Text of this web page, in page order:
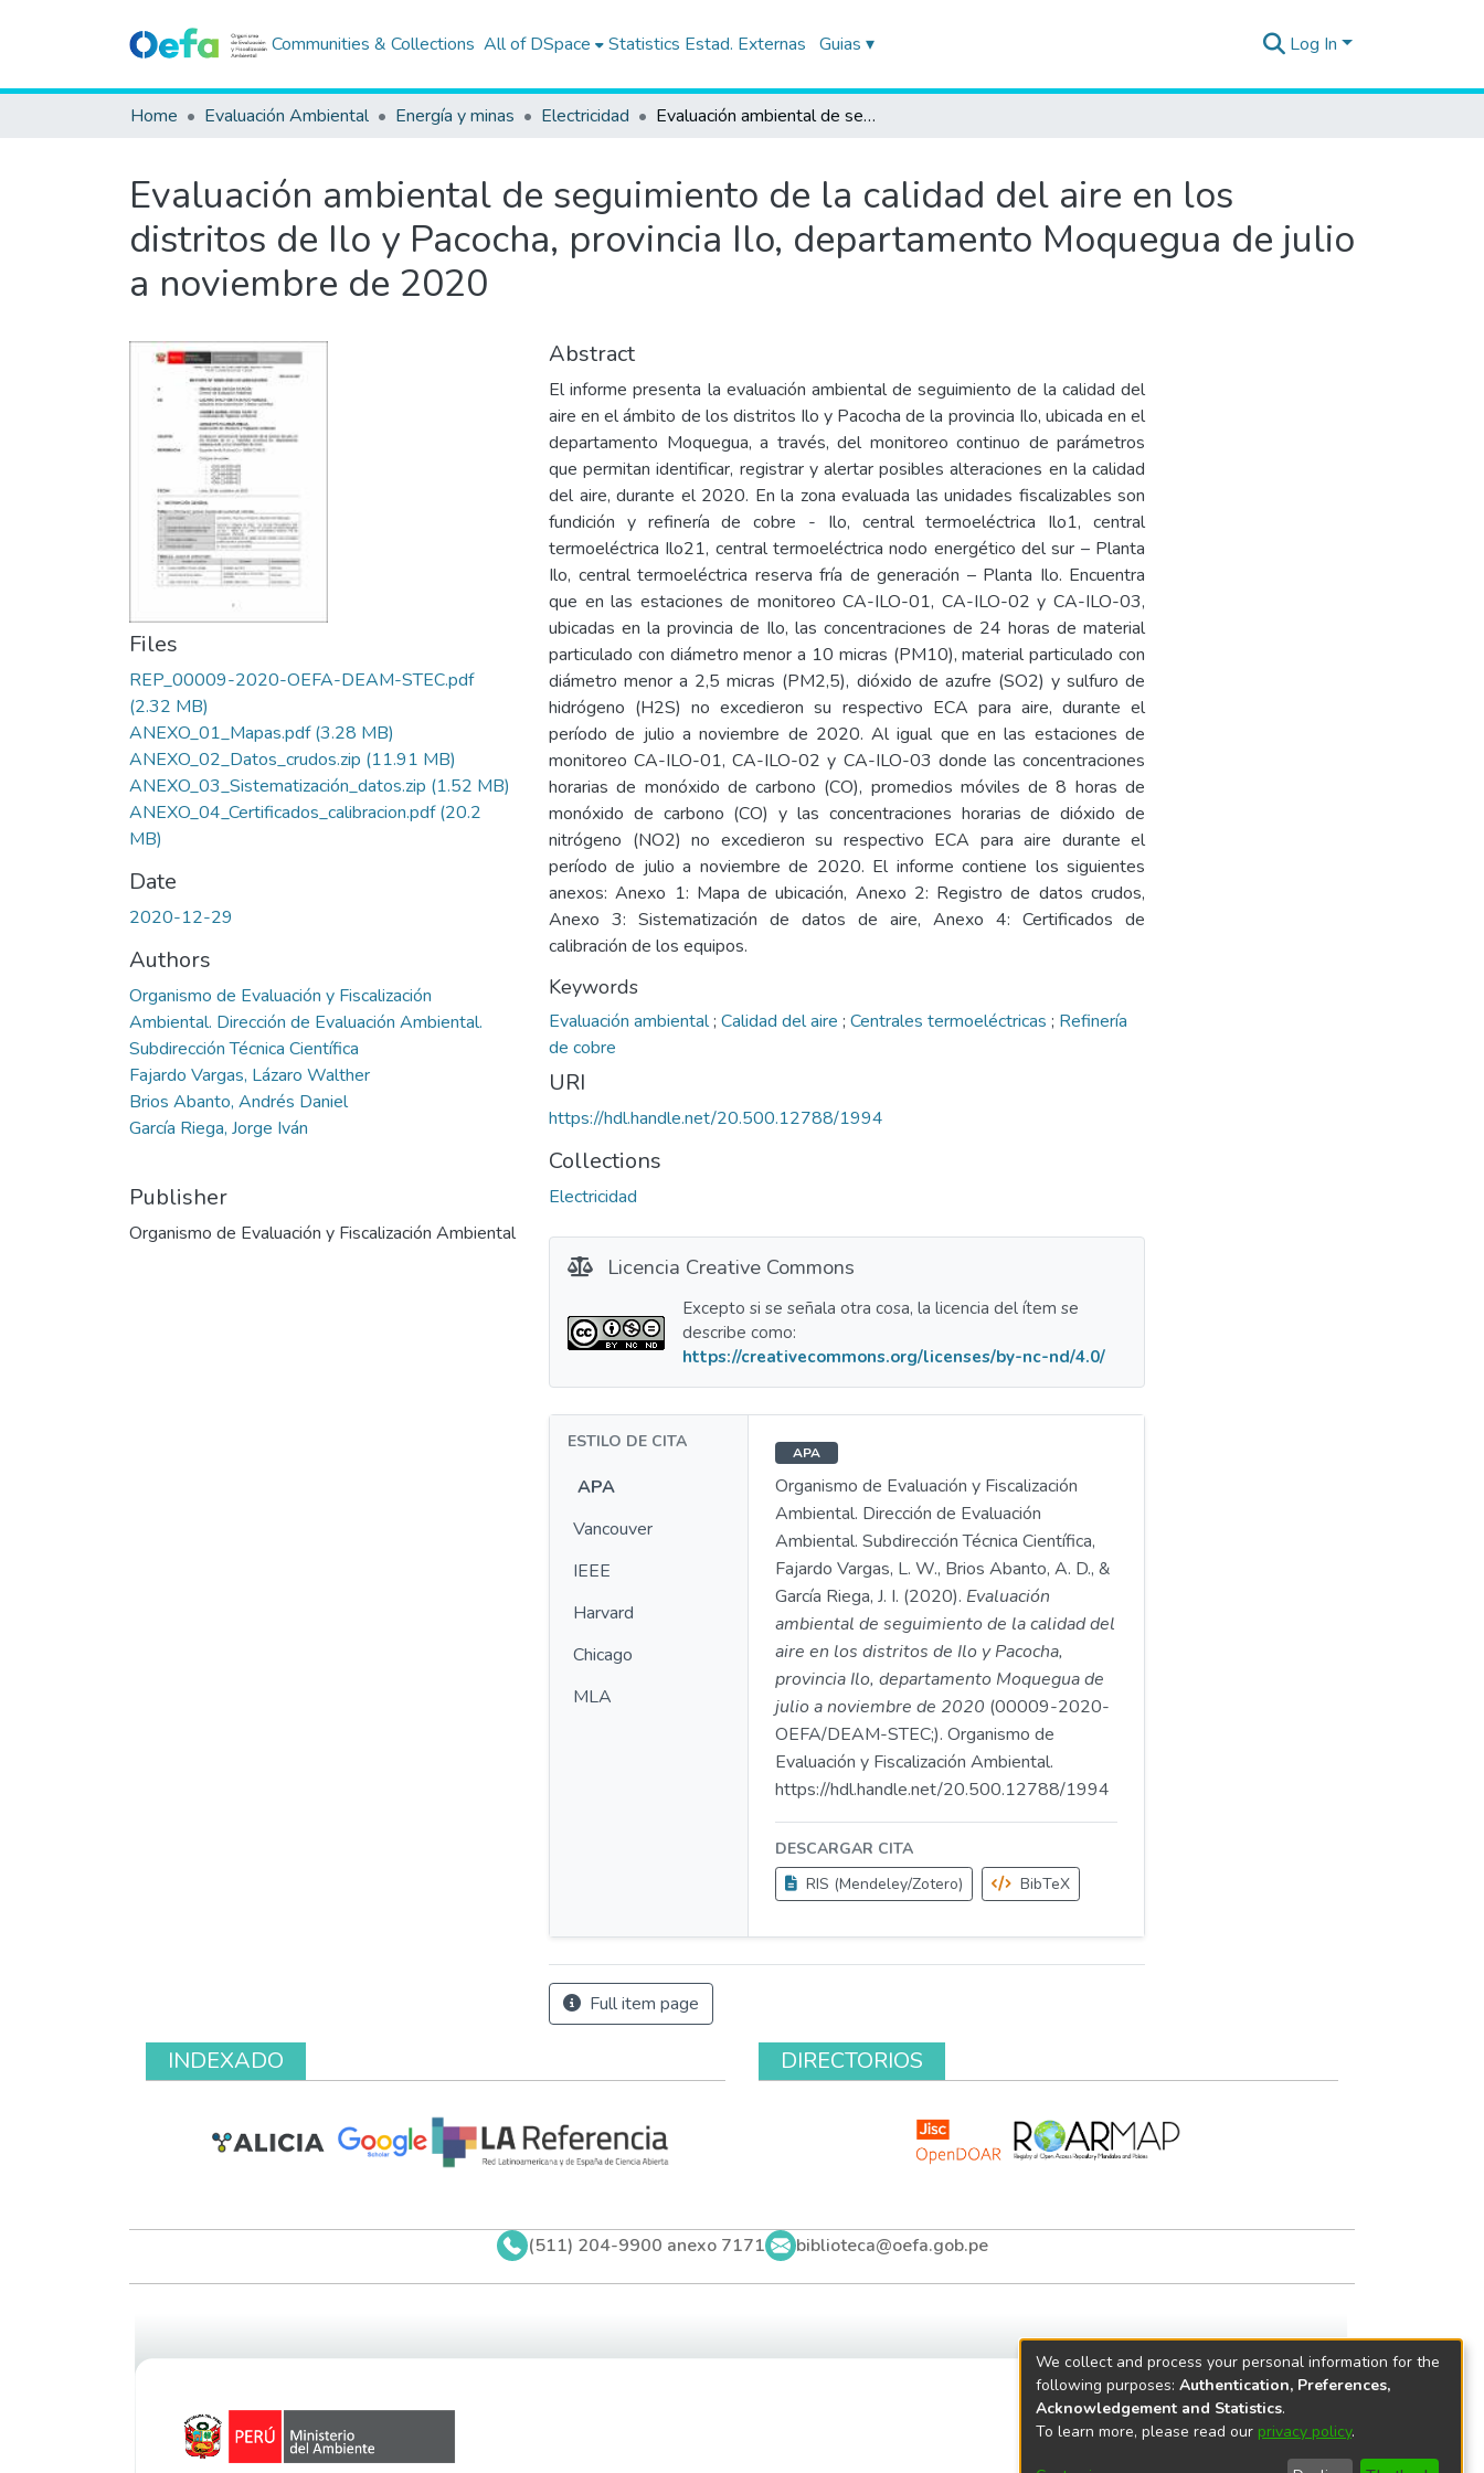
Communities & Collections All of DSpace Statistics Estad. Externas Guias ▾ Log In
Home Evaluación Ambiental Energía y minas Electricidad Evaluación ambiental de seguimiento de la calidad del aire en los distritos de Ilo y Pacocha, provincia Ilo, departamento Moquegua de julio a noviembre de 2020
Evaluación ambiental de seguimiento de la calidad del aire en los
distritos de Ilo y Pacocha, provincia Ilo, departamento Moquegua de julio
a noviembre de 2020
Files
REP_00009-2020-OEFA-DEAM-STEC.pdf
(2.32 MB)
ANEXO_01_Mapas.pdf(3.28 MB)
ANEXO_02_Datos_crudos.zip (11.91 MB)
ANEXO_03_Sistematización_datos.zip (1.52 MB)
ANEXO_04_Certificados_calibracion.pdf(20.2
MB)
Date
2020-12-29
Authors
Organismo de Evaluación y Fiscalización
Ambiental. Dirección de Evaluación Ambiental.
Subdirección Técnica Científica
Fajardo Vargas, Lázaro Walther
Brios Abanto, Andrés Daniel
García Riega, Jorge Iván
Publisher
Organismo de Evaluación y Fiscalización Ambiental
Abstract
El informe presenta la evaluación ambiental de seguimiento de la calidad del
aire en el ámbito de los distritos Ilo y Pacocha de la provincia Ilo, ubicada en el
departamento Moquegua, a través, del monitoreo continuo de parámetros
que permitan identificar, registrar y alertar posibles alteraciones en la calidad
del aire, durante el 2020. En la zona evaluada las unidades fiscalizables son
fundición y refinería de cobre - Ilo, central termoeléctrica Ilo1, central
termoeléctrica Ilo21, central termoeléctrica nodo energético del sur – Planta
Ilo, central termoeléctrica reserva fría de generación – Planta Ilo. Encuentra
que en las estaciones de monitoreo CA-ILO-01, CA-ILO-02 y CA-ILO-03,
ubicadas en la provincia de Ilo, las concentraciones de 24 horas de material
particulado con diámetro menor a 10 micras (PM10), material particulado con
diámetro menor a 2,5 micras (PM2,5), dióxido de azufre (SO2) y sulfuro de
hidrógeno (H2S) no excedieron su respectivo ECA para aire, durante el
período de julio a noviembre de 2020. Al igual que en las estaciones de
monitoreo CA-ILO-01, CA-ILO-02 y CA-ILO-03 donde las concentraciones
horarias de monóxido de carbono (CO), promedios móviles de 8 horas de
monóxido de carbono (CO) y las concentraciones horarias de dióxido de
nitrógeno (NO2) no excedieron su respectivo ECA para aire durante el
período de julio a noviembre de 2020. El informe contiene los siguientes
anexos: Anexo 1: Mapa de ubicación, Anexo 2: Registro de datos crudos,
Anexo 3: Sistematización de datos de aire, Anexo 4: Certificados de
calibración de los equipos.
Keywords
Evaluación ambiental; Calidad del aire ; Centrales termoeléctricas ; Refinería
de cobre
URI
https://hdl.handle.net/20.500.12788/1994
Collections
Electricidad
Licencia Creative Commons
Excepto si se señala otra cosa, la licencia del ítem se
describe como:
https://creativecommons.org/licenses/by-nc-nd/4.0/
ESTILO DE CITA
APA
Vancouver
IEEE
Harvard
Chicago
MLA
APA
Organismo de Evaluación y Fiscalización
Ambiental. Dirección de Evaluación
Ambiental. Subdirección Técnica Científica,
Fajardo Vargas, L. W., Brios Abanto, A. D., &
García Riega, J. I. (2020). Evaluación
ambiental de seguimiento de la calidad del
aire en los distritos de Ilo y Pacocha,
provincia Ilo, departamento Moquegua de
julio a noviembre de 2020 (00009-2020-
OEFA/DEAM-STEC;). Organismo de
Evaluación y Fiscalización Ambiental.
https://hdl.handle.net/20.500.12788/1994
DESCARGAR CITA
RIS (Mendeley/Zotero)
BibTeX
Full item page
INDEXADO DIRECTORIOS
(511) 204-9900 anexo 7171 biblioteca@oefa.gob.pe
We collect and process your personal information for the
following purposes: Authentication, Preferences,
Acknowledgement and Statistics.
To learn more, please read our privacy policy.